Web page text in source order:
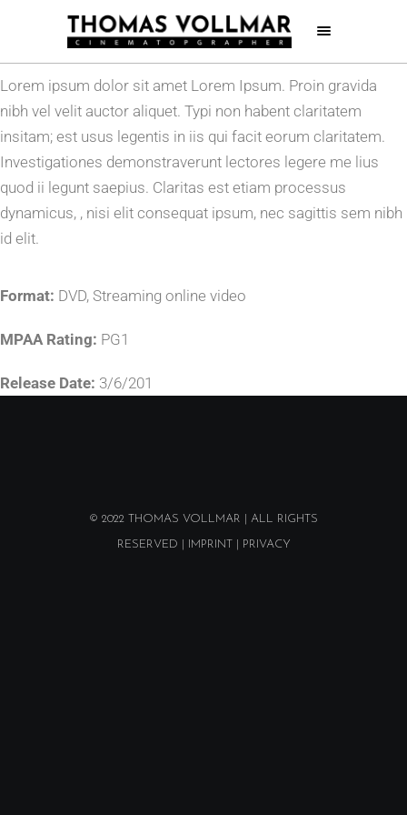
Lorem ipsum dolor sit amet Lorem Ipsum. Proin gravida
nibh vel velit auctor aliquet. Typi non habent claritatem
insitam; est usus legentis in iis qui facit eorum claritatem.
Investigationes demonstraverunt lectores legere me lius
quod ii legunt saepius. Claritas est etiam processus
dynamicus, , nisi elit consequat ipsum, nec sagittis sem nibh
id elit.
Format: DVD, Streaming online video
MPAA Rating: PG1
Release Date: 3/6/201
© 2022 THOMAS VOLLMAR | ALL RIGHTS
RESERVED | IMPRINT| PRIVACY